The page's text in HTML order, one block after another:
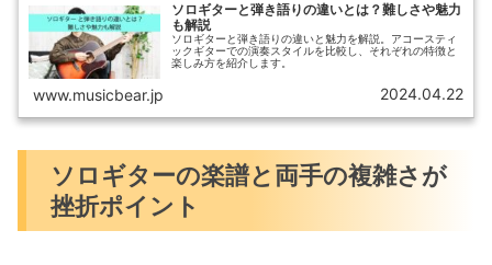
ソロギターと弾き語りの違いとは？難しさや魅力
も解説
ソロギターと弾き語りの違いと魅力を解説。アコースティ
ックギターでの演奏スタイルを比較し、それぞれの特徴と
楽しみ方を紹介します。
www.musicbear.jp 2024.04.22
ソロギターの楽譜と両手の複雑さが
挫折ポイント